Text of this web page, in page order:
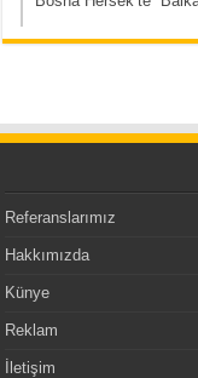
Referanslarımız
Hakkımızda
Künye
Reklam
İletişim